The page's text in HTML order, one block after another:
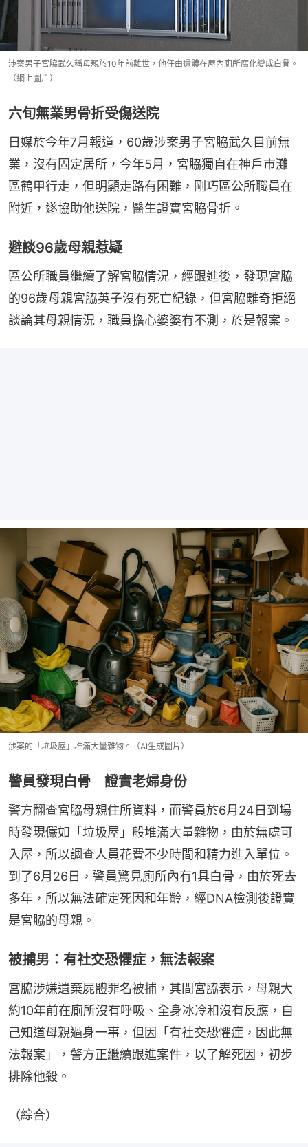
涉案男子宮脇武久稱母親於10年前離世，他任由遺體在屋內廁所腐化變成白骨。
（網上圖片）
六旬無業男骨折受傷送院
日媒於今年7月報道，60歲涉案男子宮脇武久目前無
業，沒有固定居所，今年5月，宮脇獨自在神戶市灘
區鶴甲行走，但明顯走路有困難，剛巧區公所職員在
附近，遂協助他送院，醫生證實宮脇骨折。
避談96歲母親惹疑
區公所職員繼續了解宮脇情況，經跟進後，發現宮脇
的96歲母親宮脇英子沒有死亡紀錄，但宮脇離奇拒絕
談論其母親情況，職員擔心婆婆有不測，於是報案。
涉案的「垃圾屋」堆滿大量雜物。（AI生成圖片）
警員發現白骨 證實老婦身份
警方翻查宮脇母親住所資料，而警員於6月24日到場
時發現儼如「垃圾屋」般堆滿大量雜物，由於無處可
入屋，所以調查人員花費不少時間和精力進入單位。
到了6月26日，警員驚見廁所內有1具白骨，由於死去
多年，所以無法確定死因和年齡，經DNA檢測後證實
是宮脇的母親。
被捕男︰有社交恐懼症，無法報案
宮脇涉嫌遺棄屍體罪名被捕，其間宮脇表示，母親大
約10年前在廁所沒有呼吸、全身冰冷和沒有反應，自
己知道母親過身一事，但因「有社交恐懼症，因此無
法報案」，警方正繼續跟進案件，以了解死因，初步
排除他殺。
（綜合）